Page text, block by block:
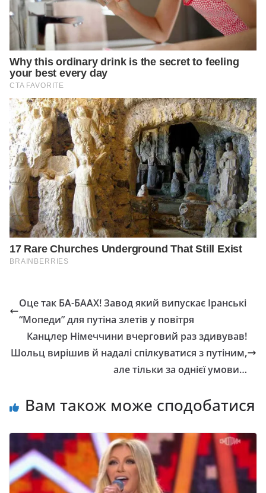
Оце так БА-БААХ! Завод який випускає Іранські
“Мопеди” для путіна злетів у повітря
Канцлер Німеччини вчерговий раз здивував!
Шольц вирішив й надалі спілкуватися з путіним,
але тільки за однієї умови…
Вам також може сподобатися